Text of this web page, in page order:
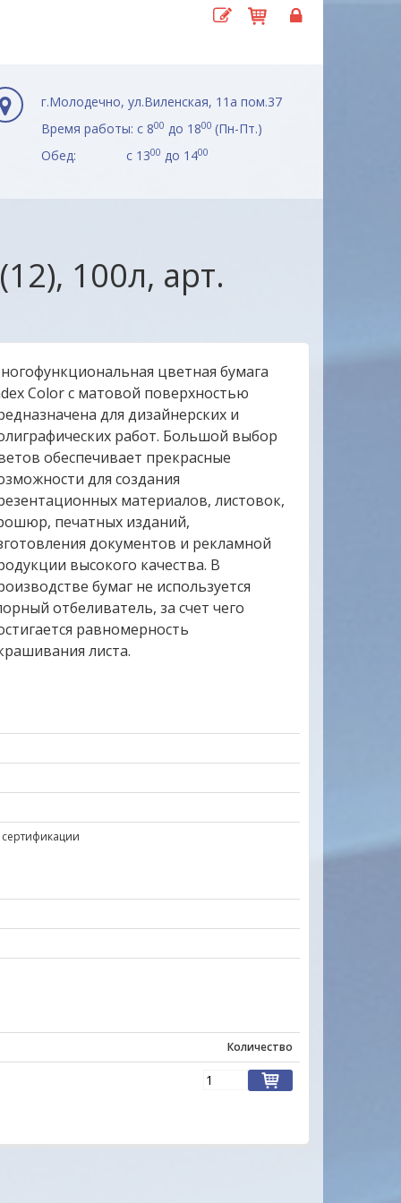
г.Молодечно, ул.Виленская, 11а пом.37
Время работы: с 800 до 1800 (Пн-Пт.)
Обед: с 1300 до 1400
100л, арт.
цветная бумага
Color с матовой поверхностью
для дизайнерских и
работ. Большой выбор
обеспечивает прекрасные
для создания
материалов, листовок,
печатных изданий,
документов и рекламной
высокого качества. В
бумаг не используется
отбеливатель, за счет чего
равномерность
листа.
Количество